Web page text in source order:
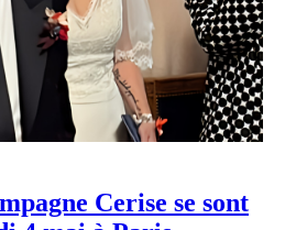
Cerise se sont